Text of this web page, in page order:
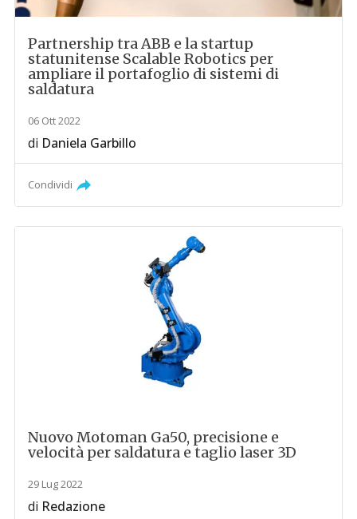
Partnership tra ABB e la startup
statunitense Scalable Robotics per
ampliare il portafoglio di sistemi di
saldatura
06 Ott 2022
di Daniela Garbillo
Condividi
Nuovo Motoman Ga50, precisione e
velocità per saldatura e taglio laser 3D
29 Lug 2022
di Redazione